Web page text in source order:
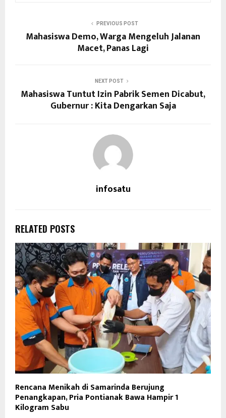
PREVIOUS POST
Mahasiswa Demo, Warga Mengeluh Jalanan
Macet, Panas Lagi
NEXT POST
Mahasiswa Tuntut Izin Pabrik Semen Dicabut,
Gubernur : Kita Dengarkan Saja
infosatu
RELATED POSTS
Rencana Menikah di Samarinda Berujung
Penangkapan, Pria Pontianak Bawa Hampir 1
Kilogram Sabu